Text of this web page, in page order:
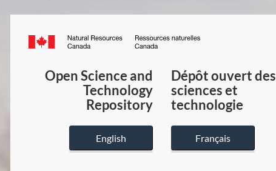
Canada.ca
du
Canada
Open Science and
Technology
Repository
English
Dépôt ouvert des
sciences et
technologie
Français